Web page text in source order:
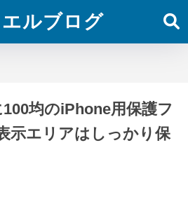
ルブログ
均のiPhone用保護フ
示エリアはしっかり保